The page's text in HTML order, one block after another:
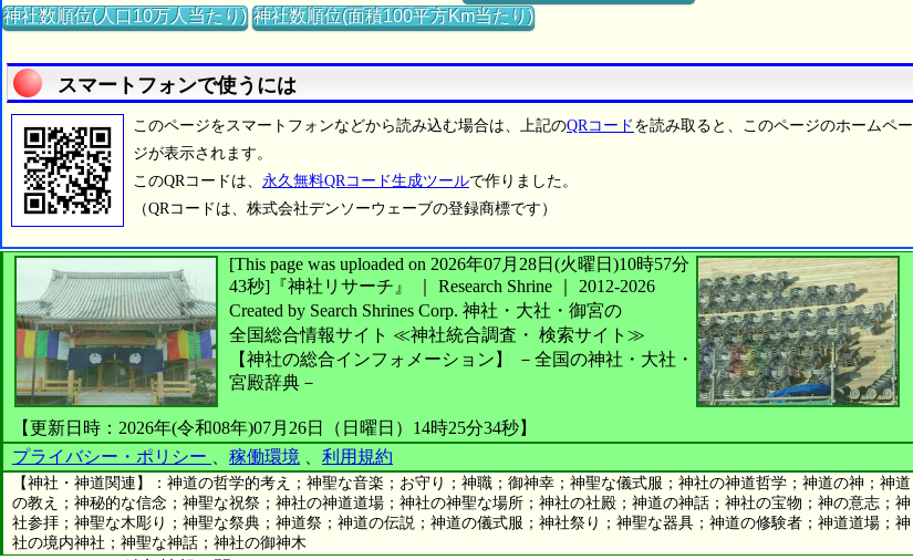
神社数順位(人口10万人当たり) 神社数順位(面積100平方Km当たり)
スマートフォンで使うには
このページをスマートフォンなどから読み込む場合は、上記のQRコード を読み取ると、このページのホームペー
ジが表示されます。
このQRコードは、 永久無料QRコード生成ツールで作りました。
（QRコードは、株式会社デンソーウェーブの登録商標です）
[This page was uploaded on 2026年07月28日(火曜日)10時57分
43秒] 『神社リサーチ』 ｜ Research Shrine
2012-2026
Created by Search Shrines Corp. 神社・大社・御宮の
全国総合情報サイト ≪神社統合調査・ 検索サイト≫
【神社の総合インフォメーション】
－全国の神社・大社・
宮殿辞典－
【更新日時：2026年(令和08年)07月26日（日曜日）14時25分34秒】
プライバシー・ポリシー
稼働環境 利用規約
【神社・神道関連】：神道の哲学的考え；神聖な音楽；お守り；神職；御神幸；神聖な儀式服；神社の神道哲学；神道の神；神道
の教え；神秘的な信念；神聖な祝祭；神社の神道道場；神社の神聖な場所；神社の社殿；神道の神話；神社の宝物；神の意志；神
社参拝；神聖な木彫り；神聖な祭典；神道祭；神道の伝説；神道の儀式服；神社祭り；神聖な器具；神道の修験者；神道道場；神
社の境内神社；神聖な神話；神社の御神木